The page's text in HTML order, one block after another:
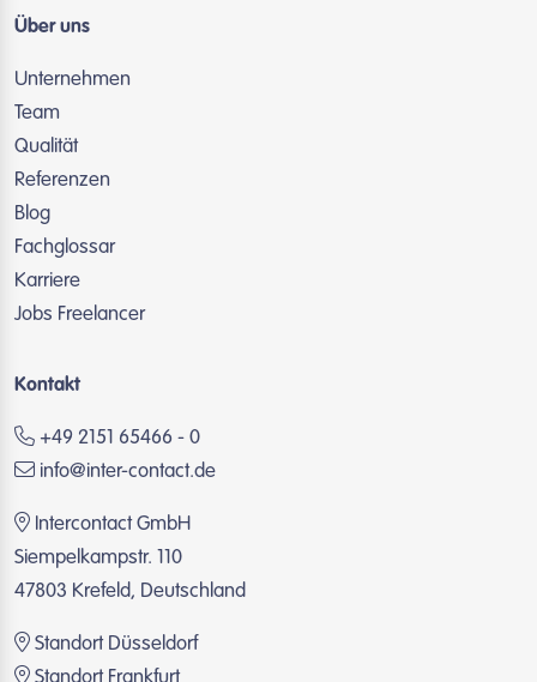
Über uns
Unternehmen
Team
Qualität
Referenzen
Blog
Fachglossar
Karriere
Jobs Freelancer
Kontakt
+49 2151 65466 - 0
info@inter-contact.de
Intercontact GmbH
Siempelkampstr. 110
47803 Krefeld, Deutschland
Standort Düsseldorf